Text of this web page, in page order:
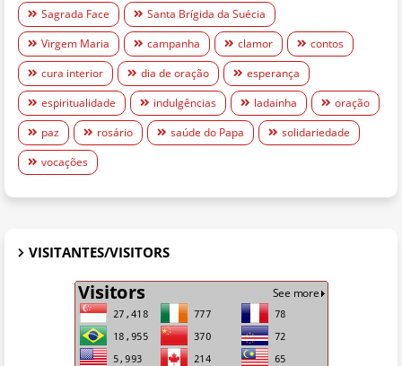
Sagrada Face
Santa Brígida da Suécia
Virgem Maria
campanha clamor
contos
cura interior
dia de oração
esperança
espiritualidade
indulgências ladainha
oração
paz
rosário saúde do Papa
solidariedade
vocações
VISITANTES/VISITORS